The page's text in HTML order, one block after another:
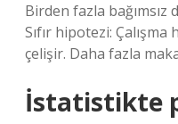
Birden fazla
Sıfır hipotezi:
çelişir. Daha fazla
İstatistikte